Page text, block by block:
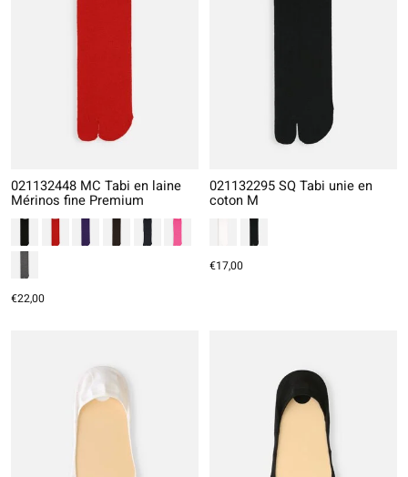
021132448 MC Tabi en laine
Mérinos fine Premium
€22,00
021132295 SQ Tabi unie en
coton M
€17,00